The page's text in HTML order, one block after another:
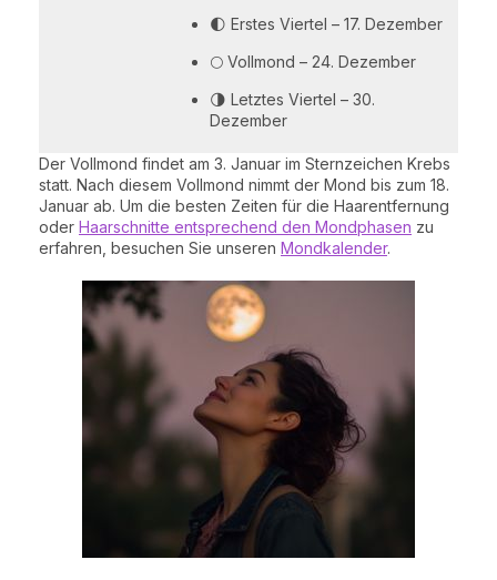
🌓 Erstes Viertel – 17. Dezember
🌕 Vollmond – 24. Dezember
🌗 Letztes Viertel – 30.
Dezember
Der Vollmond findet am 3. Januar im Sternzeichen Krebs
statt. Nach diesem Vollmond nimmt der Mond bis zum 18.
Januar ab. Um die besten Zeiten für die Haarentfernung
oder Haarschnitte entsprechend den Mondphasen zu
erfahren, besuchen Sie unseren Mondkalender.